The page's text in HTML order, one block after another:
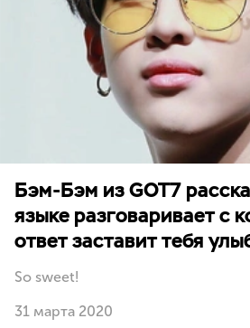
Бэм-Бэм из GOT7
языке разговаривает с
ответ заставит тебя
So sweet!
31 марта 2020